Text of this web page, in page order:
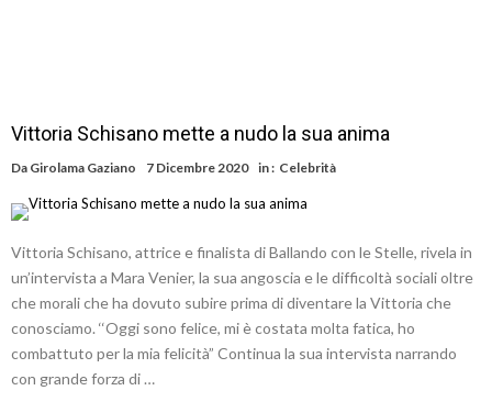
Vittoria Schisano mette a nudo la sua anima
Da Girolama Gaziano 7 Dicembre 2020 in : Celebrità
Vittoria Schisano, attrice e finalista di Ballando con le Stelle, rivela in
un’intervista a Mara Venier, la sua angoscia e le difficoltà sociali oltre
che morali che ha dovuto subire prima di diventare la Vittoria che
conosciamo. ‘‘Oggi sono felice, mi è costata molta fatica, ho
combattuto per la mia felicità” Continua la sua intervista narrando
con grande forza di …